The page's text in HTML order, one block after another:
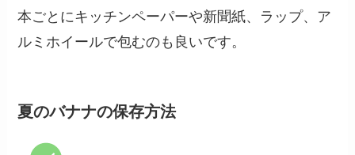
本ごとにキッチンペーパーや新聞紙、ラップ、ア
ルミホイールで包むのも良いです。
夏のバナナの保存方法